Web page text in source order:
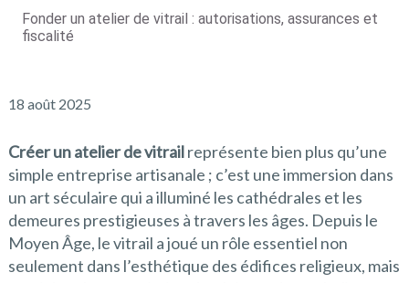
Fonder un atelier de vitrail : autorisations, assurances et
fiscalité
18 août 2025
Créer un atelier de vitrailreprésente bien plus qu’une
simple entreprise artisanale ; c’est une immersion dans
un art séculaire qui a illuminé les cathédrales et les
demeures prestigieuses à travers les âges. Depuis le
Moyen Âge, le vitrail a joué un rôle essentiel non
seulement dans l’esthétique des édifices religieux, mais